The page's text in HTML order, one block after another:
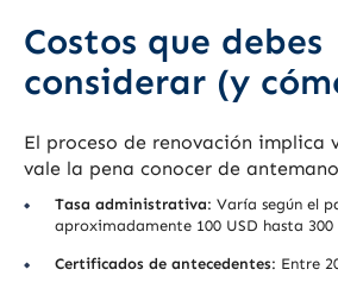
Costos que debes
considerar (y
El proceso de renovación implica
vale la pena conocer de
Tasa administrativa: Varía según el
aproximadamente 100 USD hasta 300
Certificados de antecedentes: Entre